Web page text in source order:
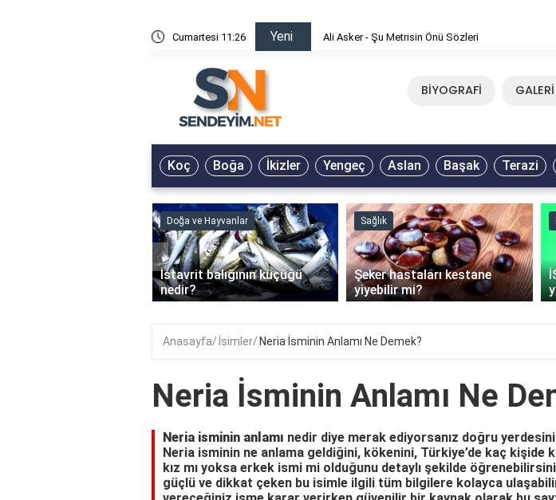
Cumartesi 11:26 Yeni Ali Asker - Şu Metrisin Önü Sözleri
BİYOGRAFİ GALERİ
Koç Boğa İkizler Yengeç Aslan Başak Terazi
Doğa ve Hayvanlar
İstavrit balığının küçüğü
nedir?
Sağlık
Şeker hastaları kestane
yiyebilir mi?
‹
Anasayfa İsimler Neria İsminin Anlamı Ne Demek?
Neria İsminin Anlamı Ne
Neria isminin anlamı nedir diye merak ediyorsanız doğru
Neria isminin ne anlama geldiğini, kökenini, Türkiye’de kaç kişide
kız mı yoksa erkek ismi mi olduğunu detaylı şekilde
güçlü ve dikkat çeken bu isimle ilgili tüm bilgilere kolayca